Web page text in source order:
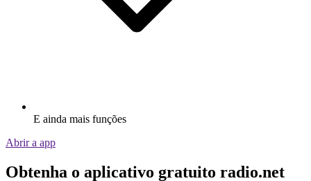
E ainda mais funções
Abrir a app
Obtenha o aplicativo gratuito radio.net